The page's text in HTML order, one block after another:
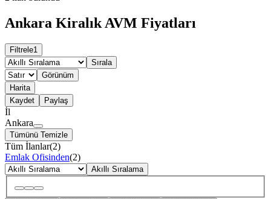
Ankara Kiralık AVM Fiyatları
Filtrele1
Sırala
Görünüm
Harita
Kaydet
Paylaş
İl
Ankara
Tümünü Temizle
Tüm İlanlar(2)
Emlak Ofisinden(2)
Akıllı Sıralama